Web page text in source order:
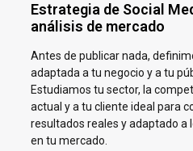
Estrategia de Social
análisis de mercado
Antes de publicar nada,
adaptada a tu negocio y a tu
Estudiamos tu sector, la
actual y a tu cliente ideal para
resultados reales y adaptado
en tu mercado.